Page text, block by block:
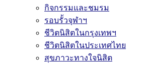
กิจกรรมและชมรม
รอบรั้วจุฬาฯ
ชีวิตนิสิตในกรุงเทพฯ
ชีวิตนิสิตในประเทศไทย
สุขภาวะทางใจนิสิต